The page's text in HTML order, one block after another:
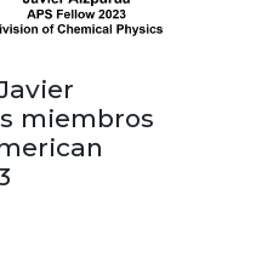
miembros